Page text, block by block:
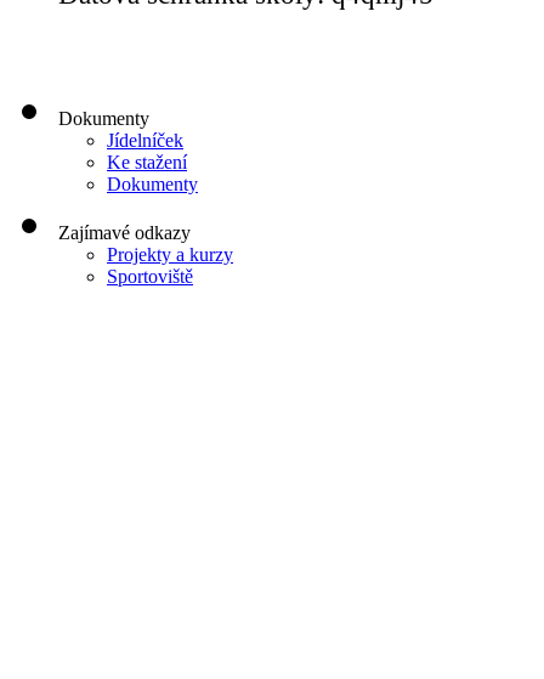
Dokumenty
Jídelníček
Ke stažení
Dokumenty
Zajímavé odkazy
Projekty a kurzy
Sportoviště